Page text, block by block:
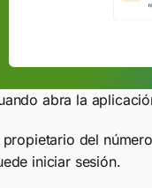
abra la
propietario del
iniciar sesión.